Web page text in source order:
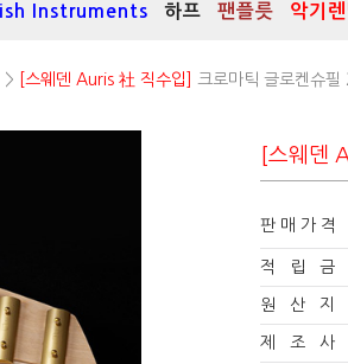
Instruments 하프 팬플릇 악기
> [스웨덴 Auris 社 직수입] 크로마틱 글로켄슈
[스웨덴
판 매 가 격
적 립 금
원 산 지
제 조 사